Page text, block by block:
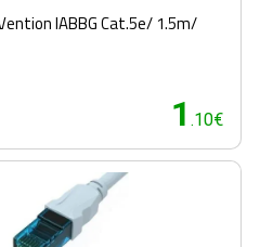
IABBG Cat.5e/ 1.5m/
1 .10€